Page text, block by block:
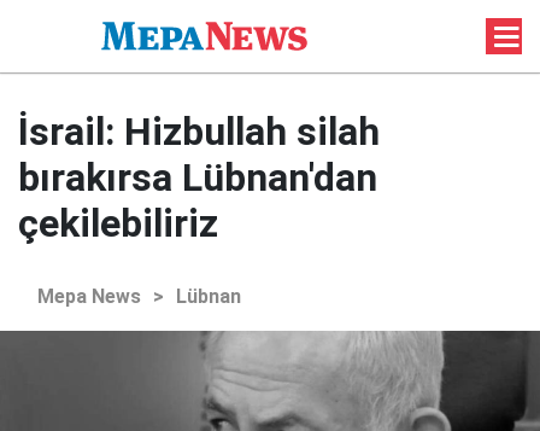
İsrail: Hizbullah silah
bırakırsa Lübnan'dan
çekilebiliriz
Mepa News > Lübnan